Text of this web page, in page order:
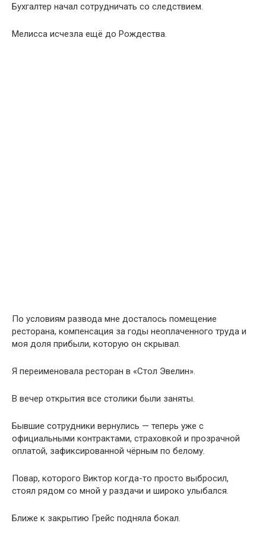
Бухгалтер начал сотрудничать со следствием.
Мелисса исчезла ещё до Рождества.
По условиям развода мне досталось помещение
ресторана, компенсация за годы неоплаченного труда и
моя доля прибыли, которую он скрывал.
Я переименовала ресторан в «Стол Эвелин».
В вечер открытия все столики были заняты.
Бывшие сотрудники вернулись — теперь уже с
официальными контрактами, страховкой и прозрачной
оплатой, зафиксированной чёрным по белому.
Повар, которого Виктор когда-то просто выбросил,
стоял рядом со мной у раздачи и широко улыбался.
Ближе к закрытию Грейс подняла бокал.